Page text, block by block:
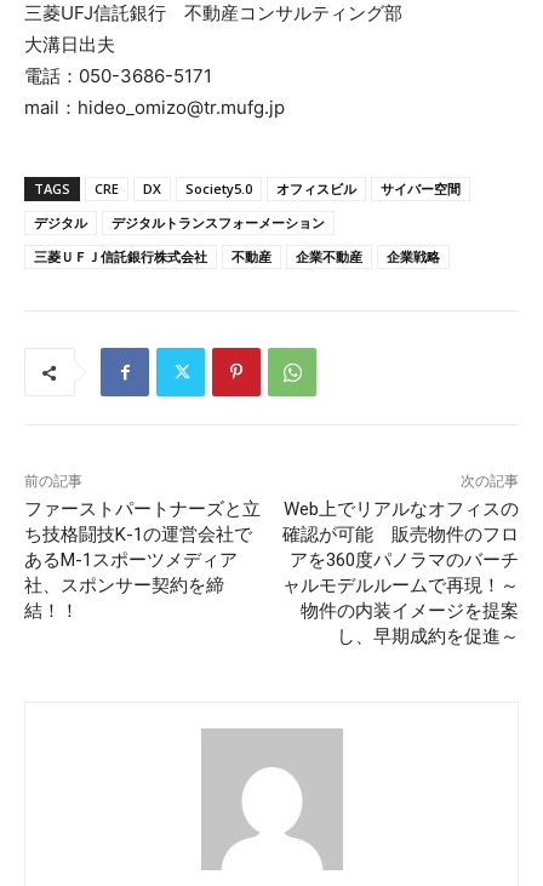
三菱UFJ信託銀行 不動産コンサルティング部
大溝日出夫
電話：050-3686-5171
mail：hideo_omizo@tr.mufg.jp
TAGS CRE DX Society5.0 オフィスビル
サイバー空間
デジタル
デジタルトランスフォーメーション
三菱ＵＦＪ信託銀行株式会社
不動産 企業不動産 企業戦略
前の記事
ファーストパートナーズと立
ち技格闘技K-1の運営会社で
あるM-1スポーツメディア
社、スポンサー契約を締
結！！
次の記事
Web上でリアルなオフィスの
確認が可能 販売物件のフロ
アを360度パノラマのバーチ
ャルモデルルームで再現！～
物件の内装イメージを提案
し、早期成約を促進～